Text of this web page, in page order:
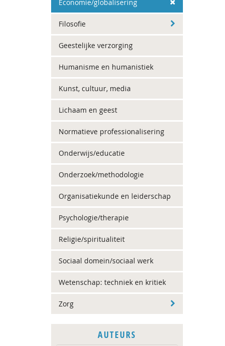
Economie/globalisering
Filosofie
Geestelijke verzorging
Humanisme en humanistiek
Kunst, cultuur, media
Lichaam en geest
Normatieve professionalisering
Onderwijs/educatie
Onderzoek/methodologie
Organisatiekunde en leiderschap
Psychologie/therapie
Religie/spiritualiteit
Sociaal domein/sociaal werk
Wetenschap: techniek en kritiek
Zorg
AUTEURS